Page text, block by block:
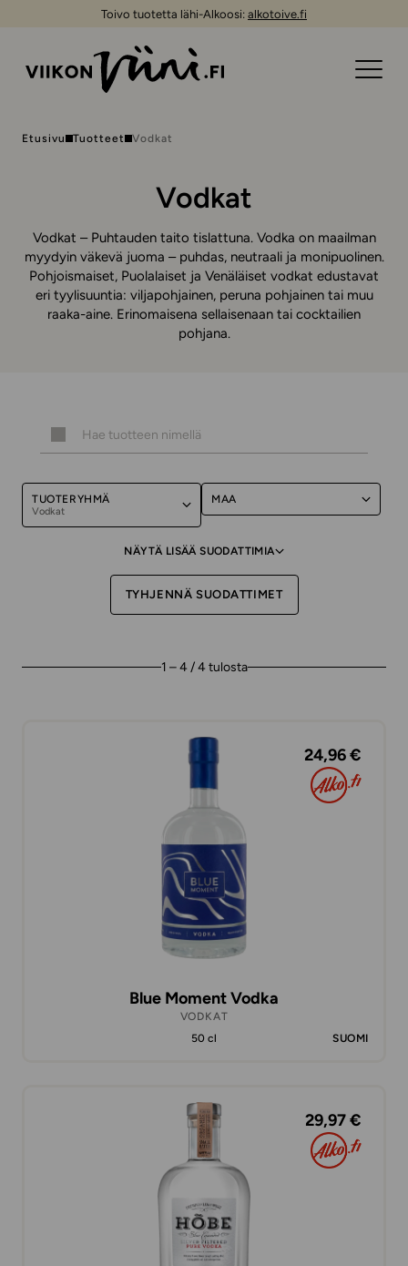
Toivo tuotetta lähi-Alkoosi: alkotoive.fi
Etusivu Tuotteet Vodkat
Vodkat
Vodkat – Puhtauden taito tislattuna. Vodka on maailman
myydyin väkevä juoma – puhdas, neutraali ja monipuolinen.
Pohjoismaiset, Puolalaiset ja Venäläiset vodkat edustavat
eri tyylisuuntia: viljapohjainen, peruna pohjainen tai muu
raaka-aine. Erinomaisena sellaisenaan tai cocktailien
pohjana.
TUOTERYHMÄ
Vodkat
MAA
NÄYTÄ LISÄÄ SUODATTIMIA
TYHJENNÄ SUODATTIMET
1 – 4 / 4 tulosta
24,96 €
Blue Moment Vodka
VODKAT
50 cl
SUOMI
29,97 €